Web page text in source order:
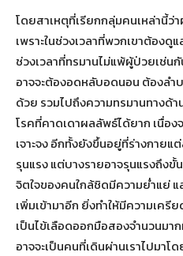
โดยสาเหตุที่เรียกกลุ่มคนเหล่านี้ว่
เพราะในช่วงเวลาที่พวกเขาต้อง
ช่วงเวลาที่ทรมานไม่แพ้ผู้ป่วยเช่น
อาจจะต้องอดหลับอดนอน ต้องล
ด้วย รวมไปถึงความทรมานทางด้า
โรคที่คาดเดาผลลัพธ์ได้ยาก เนื่อ
เจาะจง อีกทั้งยังขึ้นอยู่ที่ร่างกายแ
รุนแรง แต่บางรายอาจรุนแรงถึงขั้
จิตใจของคนใกล้ชิดมีความย่ำแย่
เพิ่มเข้ามาอีก ยิ่งทำให้มีความเค
เป็นไข้เลือดออกมือสองจำนวนม
อาจจะเป็นคนที่เดินผ่านเราไปมาโ